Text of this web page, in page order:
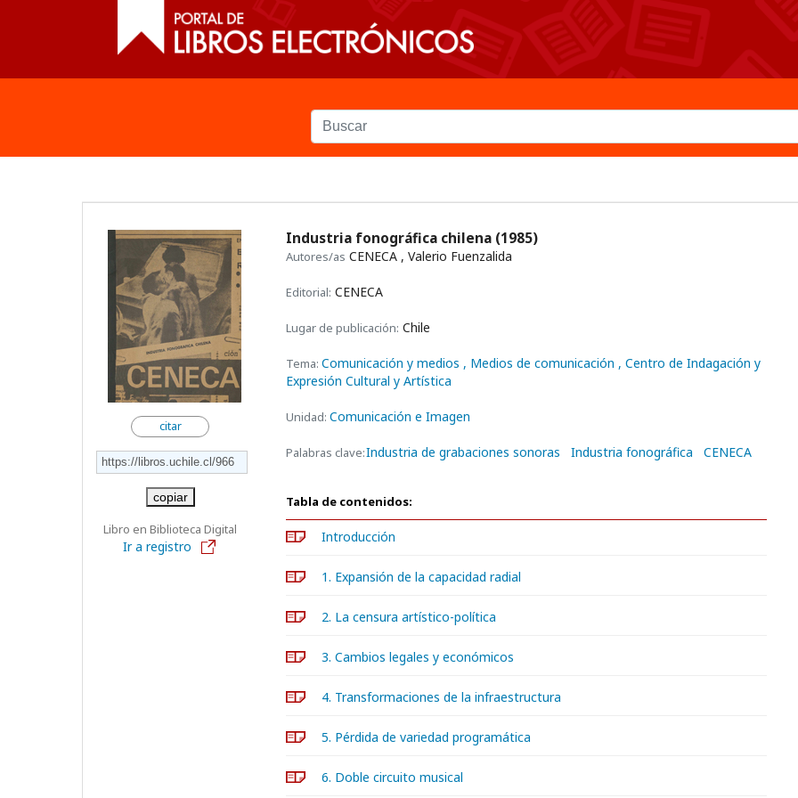
citar
copiar
Libro en Biblioteca Digital
Ir a registro
Industria fonográfica chilena (1985)
Autores/as CENECA , Valerio Fuenzalida
Editorial: CENECA
Lugar de publicación: Chile
Tema: Comunicación y medios , Medios de comunicación , Centro de Indagación y
Expresión Cultural y Artística
Unidad: Comunicación e Imagen
Palabras clave:Industria de grabaciones sonoras Industria fonográfica CENECA
Tabla de contenidos:
Introducción
1. Expansión de la capacidad radial
2. La censura artístico-política
3. Cambios legales y económicos
4. Transformaciones de la infraestructura
5. Pérdida de variedad programática
6. Doble circuito musical